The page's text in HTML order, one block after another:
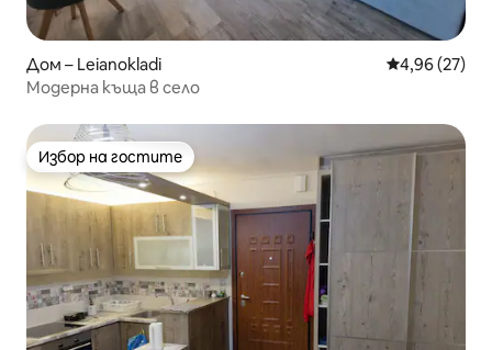
Дом – Leianokladi Средна
4,96 (27)
Модерна къща в село
Избор на гостите
Избор на гостите